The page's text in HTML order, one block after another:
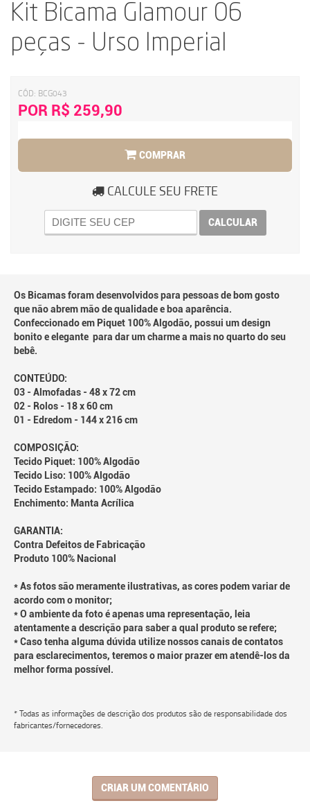
Kit Bicama Glamour 06
peças - Urso Imperial
CÓD: BCG043
POR R$ 259,90
COMPRAR
CALCULE SEU FRETE
CALCULAR
Os Bicamas foram desenvolvidos para pessoas de bom gosto
que não abrem mão de qualidade e boa aparência.
Confeccionado em Piquet 100% Algodão, possui um design
bonito e elegante para dar um charme a mais no quarto do seu
bebê.
CONTEÚDO:
03 - Almofadas - 48 x 72 cm
02 - Rolos - 18 x 60 cm
01 - Edredom - 144 x 216 cm
COMPOSIÇÃO:
Tecido Piquet: 100% Algodão
Tecido Liso: 100% Algodão
Tecido Estampado: 100% Algodão
Enchimento: Manta Acrílica
GARANTIA:
Contra Defeitos de Fabricação
Produto 100% Nacional
* As fotos são meramente ilustrativas, as cores podem variar de
acordo com o monitor;
* O ambiente da foto é apenas uma representação, leia
atentamente a descrição para saber a qual produto se refere;
* Caso tenha alguma dúvida utilize nossos canais de contatos
para esclarecimentos, teremos o maior prazer em atendê-los da
melhor forma possível.
* Todas as informações de descrição dos produtos são de responsabilidade dos
fabricantes/fornecedores.
CRIAR UM COMENTÁRIO